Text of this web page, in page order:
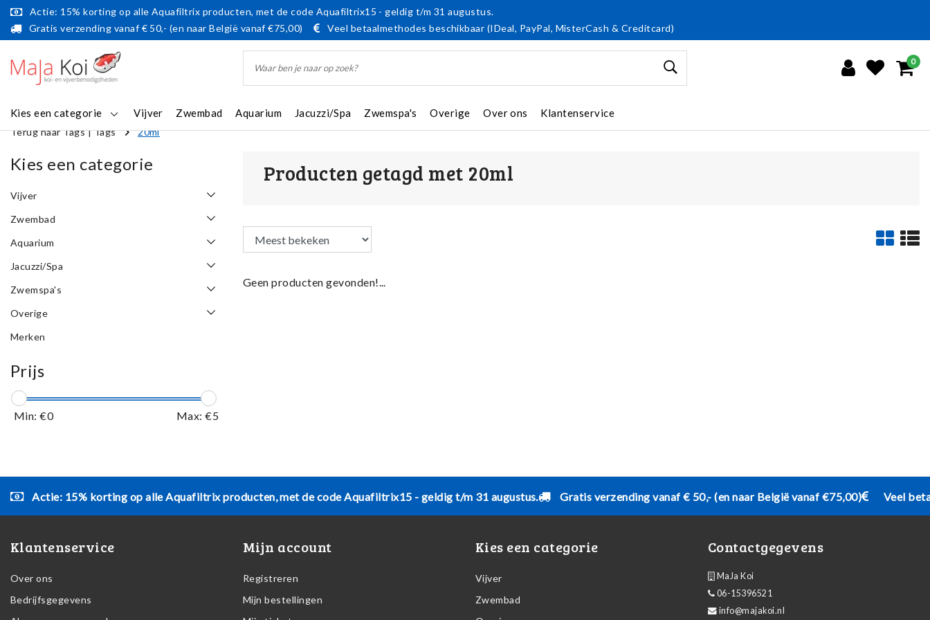
Actie: 15% korting op alle Aquafiltrix producten, met de code Aquafiltrix15 - geldig t/m 31 augustus.
Gratis verzending vanaf € 50,- (en naar België vanaf €75,00)
Veel betaalmethodes beschikbaar (IDeal, PayPal, MisterCash & Creditcard)
0
Kies een categorie Vijver Zwembad Aquarium Jacuzzi/Spa Zwemspa's Overige Over ons Klantenservice
Terug naar Tags|Tags 20ml
Kies een categorie
Vijver
Zwembad
Aquarium
Jacuzzi/Spa
Zwemspa's
Overige
Merken
Prijs
Min: €0 Max: €5
Producten getagd met 20ml
Geen producten gevonden!...
Actie: 15% korting op alle Aquafiltrix producten, met de code Aquafiltrix15 - geldig t/m 31 augustus. Gratis verzending vanaf € 50,- (en naar België vanaf €75,00) Veel
Klantenservice
Over ons
Bedrijfsgegevens
Mijn account
Registreren
Mijn bestellingen
Kies een categorie
Vijver
Zwembad
Contactgegevens
MaJa Koi
06-15396521
info@majakoi.nl